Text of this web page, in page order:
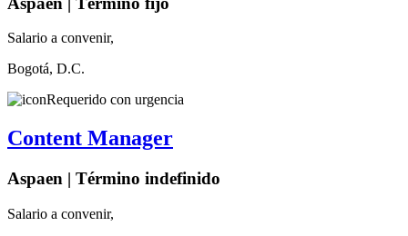
Salario a convenir,
Bogotá, D.C.
Requerido con urgencia
Content Manager
Aspaen | Término indefinido
Salario a convenir,